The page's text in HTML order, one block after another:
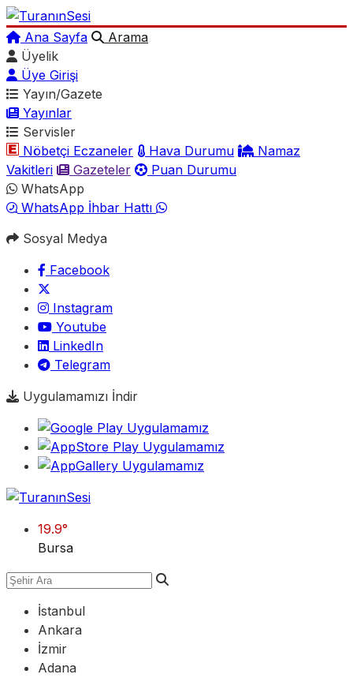
Ana Sayfa
Arama
Üyelik
Üye Girişi
Yayın/Gazete
Yayınlar
Servisler
Nöbetçi Eczaneler
Hava Durumu
Namaz
Vakitleri
Gazeteler
Puan Durumu
WhatsApp
WhatsApp İhbar Hattı
Sosyal Medya
Facebook
Instagram
Youtube
LinkedIn
Telegram
Uygulamamızı İndir
19.9°
Bursa
İstanbul
Ankara
İzmir
Adana